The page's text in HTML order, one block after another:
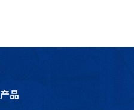
产品